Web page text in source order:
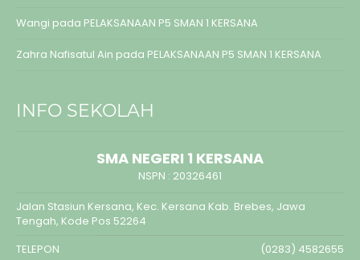
Wangi pada PELAKSANAAN P5 SMAN 1 KERSANA
Zahra Nafisatul Ain pada PELAKSANAAN P5 SMAN 1 KERSANA
INFO SEKOLAH
SMA NEGERI 1 KERSANA
NSPN : 20326461
Jalan Stasiun Kersana, Kec. Kersana Kab. Brebes, Jawa
Tengah, Kode Pos 52264
TELEPON
(0283) 4582655